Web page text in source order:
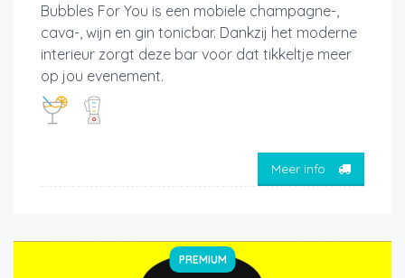
Bubbles For You is een mobiele champagne-,
cava-, wijn en gin tonicbar. Dankzij het moderne
interieur zorgt deze bar voor dat tikkeltje meer
op jou evenement.
Meer info
PREMIUM